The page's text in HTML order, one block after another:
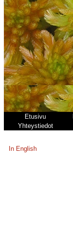
Etusivu
Yhteystiedot
In English